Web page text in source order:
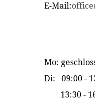
E-Mail:
Mo:
Di: 09:00 -
13:30 -